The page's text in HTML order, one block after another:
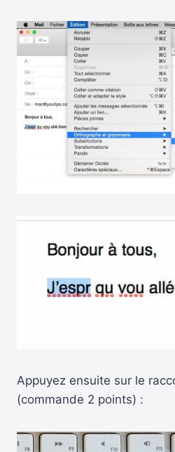
Appuyez ensuite sur le
(commande 2 points) :